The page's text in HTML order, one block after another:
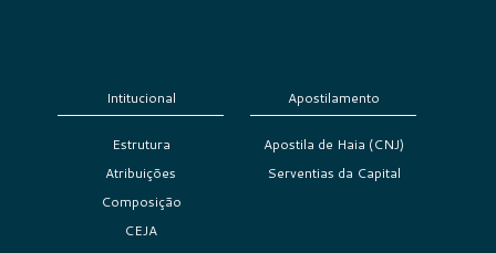
Intitucional
Estrutura
Atribuições
Composição
CEJA
Apostilamento
Apostila de Haia (CNJ)
Serventias da Capital